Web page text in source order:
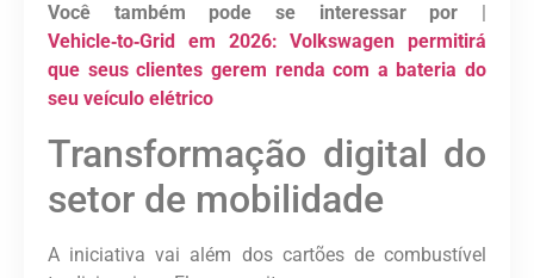
Você também pode se interessar por
Vehicle‑to‑Grid em 2026: Volkswagen permitirá
que seus clientes gerem renda com a bateria do
seu veículo elétrico
Transformação digital do
setor de mobilidade
A iniciativa vai além dos cartões de combustível